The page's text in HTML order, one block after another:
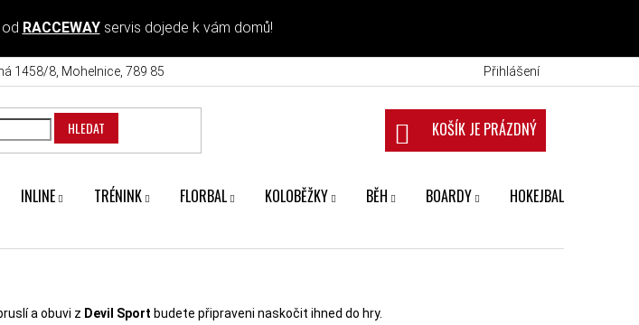
RACCEWAYservis dojede k vám domů!
1458/8, Mohelnice, 789 85 Přihlášení
HLEDAT NÁKUPNÍ KOŠÍK
INLINE TRÉNINK FLORBAL KOLOBĚŽKY BĚH BOARDY HOKEJBAL
a obuvi z Devil Sport budete připraveni naskočit ihned do hry.